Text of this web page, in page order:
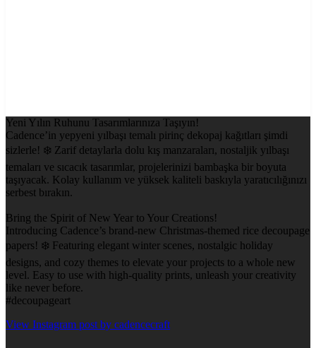
Yeni Yılın Ruhunu Tasarımlarınıza Taşıyın!
Cadence’in yepyeni yılbaşı temalı pirinç dekopaj kağıtları şimdi
sizlerle! ❄️ Zarif detaylarla dolu kış manzaraları, nostaljik yılbaşı
temaları ve sıcacık tasarımlar, projelerinizi bambaşka bir boyuta
taşıyacak. Kolay kullanım ve yüksek kaliteli baskıyla yaratıcılığınızı
serbest bırakın.
Bring the Spirit of New Year to Your Creations!
Introducing Cadence’s brand-new Christmas-themed rice decoupage
papers! ❄️ Featuring elegant winter scenes, nostalgic holiday
designs, and cozy themes to elevate your projects to a whole new
level. Easy to use with high-quality prints, unleash your creativity
like never before.
#decoupageart
View Instagram post by cadencecraft